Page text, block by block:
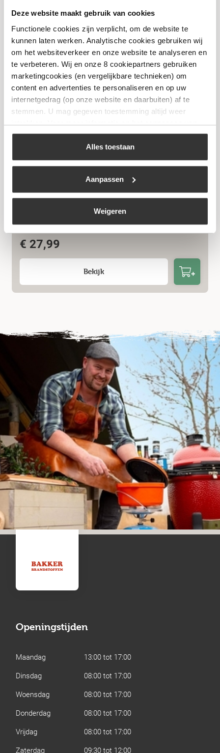
Deze website maakt gebruik van cookies
Functionele cookies zijn verplicht, om de website te
kunnen laten werken. Analytische cookies gebruiken wij
om het websiteverkeer en onze website te analyseren en
te verbeteren. Wij en onze 8 cookiepartners gebruiken
marketingcookies (en vergelijkbare technieken) om
content en advertenties te personaliseren en op uw
internetgedrag (op onze website en daarbuiten) af te
stemmen. U mag gegeven toestemming altijd weer
intrekken. Voor meer informatie en het aanpassen van
uw keuze op onze website verwijzen wij u naar ons
Alles toestaan
Aanpassen
Weigeren
€16,95
The Bastard – Butcher Paper
€ 27,99
Bekijk
Openingstijden
Maandag
13:00 tot 17:00
Dinsdag
08:00 tot 17:00
Woensdag
08:00 tot 17:00
Donderdag
08:00 tot 17:00
Vrijdag
08:00 tot 17:00
Zaterdag
09:30 tot 12:00